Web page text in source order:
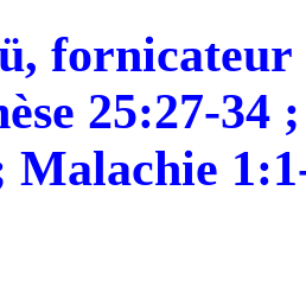
25:27-34
Malachie